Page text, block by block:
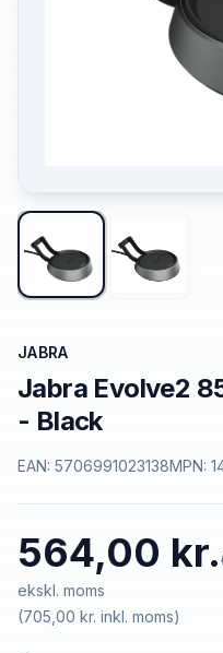
JABRA
Jabra Evolve2
- Black
EAN: 5706991023138MPN:
564,00 kr.
ekskl. moms
(705,00 kr. inkl. moms)